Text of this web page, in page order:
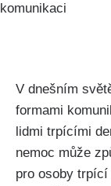
V dnešním
formami
lidmi trpícími
nemoc může
pro osoby